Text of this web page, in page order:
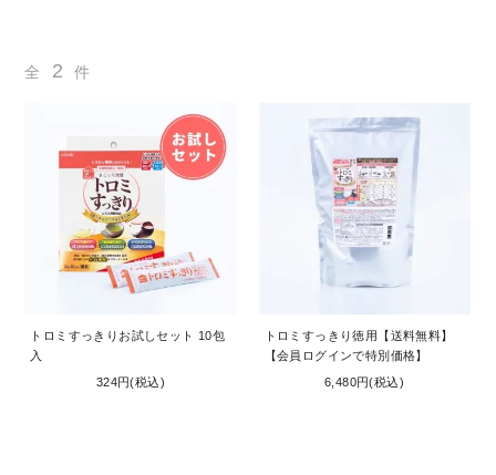
全 2 件
トロミすっきりお試しセット 10包
入
324円(税込)
トロミすっきり徳用【送料無料】
【会員ログインで特別価格】
6,480円(税込)